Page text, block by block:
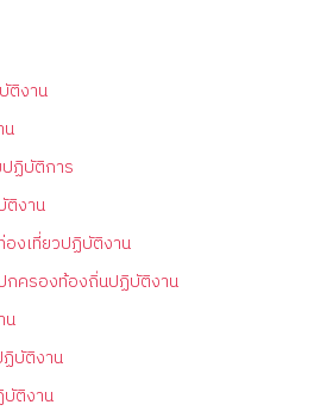
ติงาน
น
ฏิบัติการ
ติงาน
องเที่ยวปฏิบัติงาน
กครองท้องถิ่นปฏิบัติงาน
น
บัติงาน
ติงาน